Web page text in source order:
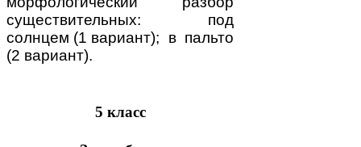
существительных: под
солнцем (1 вариант); в пальто
(2 вариант).
5 класс